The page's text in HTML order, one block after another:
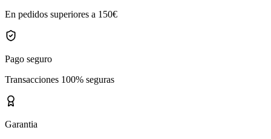
En pedidos superiores a 150€
Pago seguro
Transacciones 100% seguras
Garantia